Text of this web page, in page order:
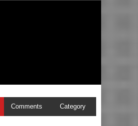
Comments Category